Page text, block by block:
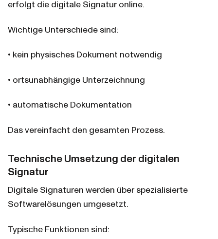
erfolgt die digitale Signatur online.
Wichtige Unterschiede sind:
• kein physisches Dokument notwendig
• ortsunabhängige Unterzeichnung
• automatische Dokumentation
Das vereinfacht den gesamten Prozess.
Technische Umsetzung der digitalen
Signatur
Digitale Signaturen werden über spezialisierte
Softwarelösungen umgesetzt.
Typische Funktionen sind: